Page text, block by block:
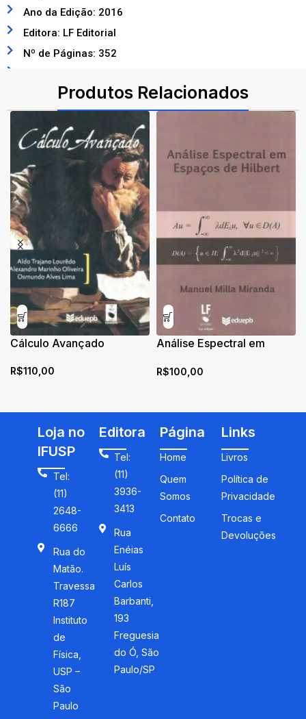
Ano da Edição: 2016
Editora: LF Editorial
Nº de Páginas: 352
Produtos Relacionados
Cálculo Avançado
R$110,00
Análise Espectral em
R$100,00
Loja no
IFUSP
Tel:
(11)
2648-
6666
Rua do
Matão.
Travessa
R187
Instituto
de
Física,
USP –
São
Paulo
Editora
Tel:
(11)
3936-
3413
Rua
Enéias
Luís
Carlos
Barbanti,
193
Freguesia
do Ó, São
Paulo/SP
Página
Home
Quem
Somos
Contato
Links
Livros
Política de
Privacidade
Trocas e
Devoluções